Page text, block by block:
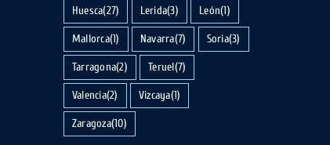
Huesca(27) Lerida(3) León(1)
Mallorca(1) Navarra(7) Soria(3)
Tarragona(2) Teruel(7)
Valencia(2) Vizcaya(1)
Zaragoza(10)